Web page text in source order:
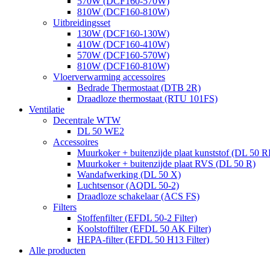
810W (DCF160-810W)
Uitbreidingsset
130W (DCF160-130W)
410W (DCF160-410W)
570W (DCF160-570W)
810W (DCF160-810W)
Vloerverwarming accessoires
Bedrade Thermostaat (DTB 2R)
Draadloze thermostaat (RTU 101FS)
Ventilatie
Decentrale WTW
DL 50 WE2
Accessoires
Muurkoker + buitenzijde plaat kunststof (DL 50
Muurkoker + buitenzijde plaat RVS (DL 50 R)
Wandafwerking (DL 50 X)
Luchtsensor (AQDL 50-2)
Draadloze schakelaar (ACS FS)
Filters
Stoffenfilter (EFDL 50-2 Filter)
Koolstoffilter (EFDL 50 AK Filter)
HEPA-filter (EFDL 50 H13 Filter)
Alle producten